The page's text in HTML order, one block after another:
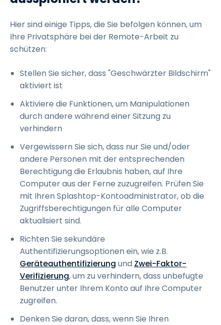
Hier sind einige Tipps, die Sie befolgen können, um
Ihre Privatsphäre bei der Remote-Arbeit zu
schützen:
Stellen Sie sicher, dass "Geschwärzter Bildschirm"
aktiviert ist
Aktiviere die Funktionen, um Manipulationen
durch andere während einer Sitzung zu
verhindern
Vergewissern Sie sich, dass nur Sie und/oder
andere Personen mit der entsprechenden
Berechtigung die Erlaubnis haben, auf Ihre
Computer aus der Ferne zuzugreifen. Prüfen Sie
mit Ihren Splashtop-Kontoadministrator, ob die
Zugriffsberechtigungen für alle Computer
aktualisiert sind.
Richten Sie sekundäre
Authentifizierungsoptionen ein, wie z.B.
Geräteauthentifizierung und Zwei-Faktor-
Verifizierung, um zu verhindern, dass unbefugte
Benutzer unter Ihrem Konto auf Ihre Computer
zugreifen.
Denken Sie daran, dass, wenn Sie Ihren